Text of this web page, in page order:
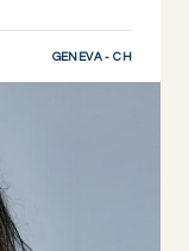
GENEVA - CH